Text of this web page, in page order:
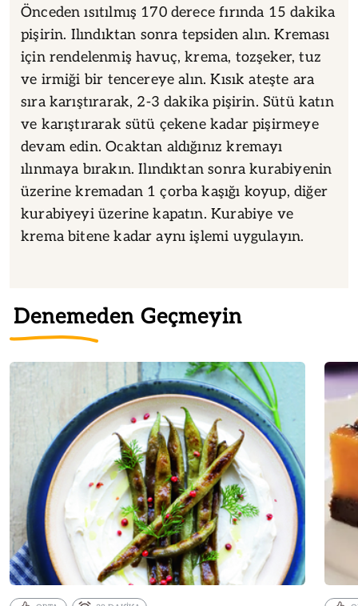
Önceden ısıtılmış 170 derece fırında 15 dakika
pişirin. Ilındıktan sonra tepsiden alın. Kreması
için rendelenmiş havuç, krema, tozşeker, tuz
ve irmiği bir tencereye alın. Kısık ateşte ara
sıra karıştırarak, 2-3 dakika pişirin. Sütü katın
ve karıştırarak sütü çekene kadar pişirmeye
devam edin. Ocaktan aldığınız kremayı
ılınmaya bırakın. Ilındıktan sonra kurabiyenin
üzerine kremadan 1 çorba kaşığı koyup, diğer
kurabiyeyi üzerine kapatın. Kurabiye ve
krema bitene kadar aynı işlemi uygulayın.
Denemeden Geçmeyin